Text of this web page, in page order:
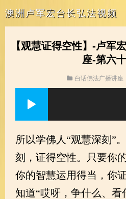
澳洲卢军宏台长弘法视频
【观慧证得空性】-卢军
座-第六
白话佛法广播讲座
所以学佛人“观慧深刻
刻，证得空性。只要你
你的智慧运用得当，你
知道“哎呀，争什么、看